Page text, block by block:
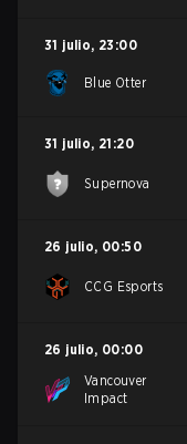
31 julio, 23:00
Blue Otter
31 julio, 21:20
Supernova
26 julio, 00:50
CCG Esports
26 julio, 00:00
Vancouver
Impact